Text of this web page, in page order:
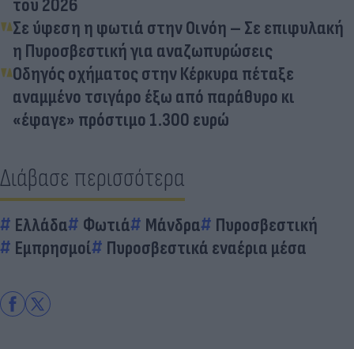
του 2026
Σε ύφεση η φωτιά στην Οινόη – Σε επιφυλακή
η Πυροσβεστική για αναζωπυρώσεις
Οδηγός οχήματος στην Κέρκυρα πέταξε
αναμμένο τσιγάρο έξω από παράθυρο κι
«έφαγε» πρόστιμο 1.300 ευρώ
Διάβασε περισσότερα
Ελλάδα Φωτιά Μάνδρα
Πυροσβεστική
Εμπρησμοί
Πυροσβεστικά εναέρια μέσα